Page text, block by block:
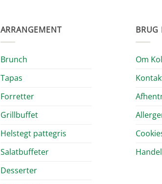
ARRANGEMENT
Brunch
Tapas
Forretter
Grillbuffet
Helstegt pattegris
Salatbuffeter
Desserter
BRUG
Om